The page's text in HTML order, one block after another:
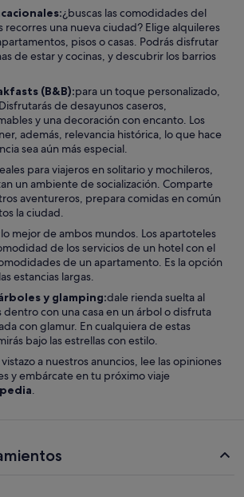
¿buscas las comodidades del
recorres una nueva ciudad? Elige alquileres
pisos o casas. Podrás disfrutar
de estar y cocinas, y descubrir los barrios
(B&B):para un toque personalizado,
de desayunos caseros,
y una decoración con encanto. Los
además, relevancia histórica, lo que hace
sea aún más especial.
para viajeros en solitario y mochileros,
un ambiente de socialización. Comparte
aventureros, prepara comidas en común
la ciudad.
lo mejor de ambos mundos. Los apartoteles
de los servicios de un hotel con el
de un apartamento. Es la opción
estancias largas.
y glamping:dale rienda suelta al
dentro con una casa en un árbol o disfruta
con glamur. En cualquiera de estas
bajo las estrellas con estilo.
a nuestros anuncios, lee las opiniones
y embárcate en tu próximo viaje
.